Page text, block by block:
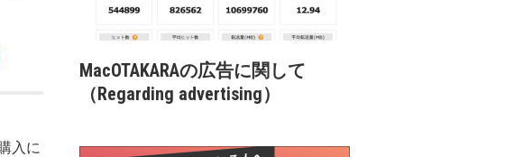
入に
MacOTAKARAの広告に関して
（Regarding advertising）